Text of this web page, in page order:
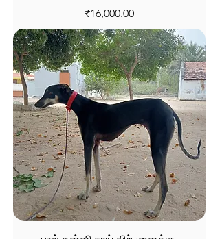
Price
₹16,000.00